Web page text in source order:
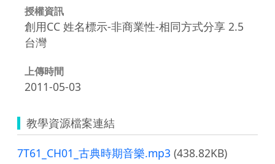
授權資訊
創用CC 姓名標示-非商業性-相同方式分享 2.5
台灣
上傳時間
2011-05-03
教學資源檔案連結
7T61_CH01_古典時期音樂.mp3 (438.82KB)